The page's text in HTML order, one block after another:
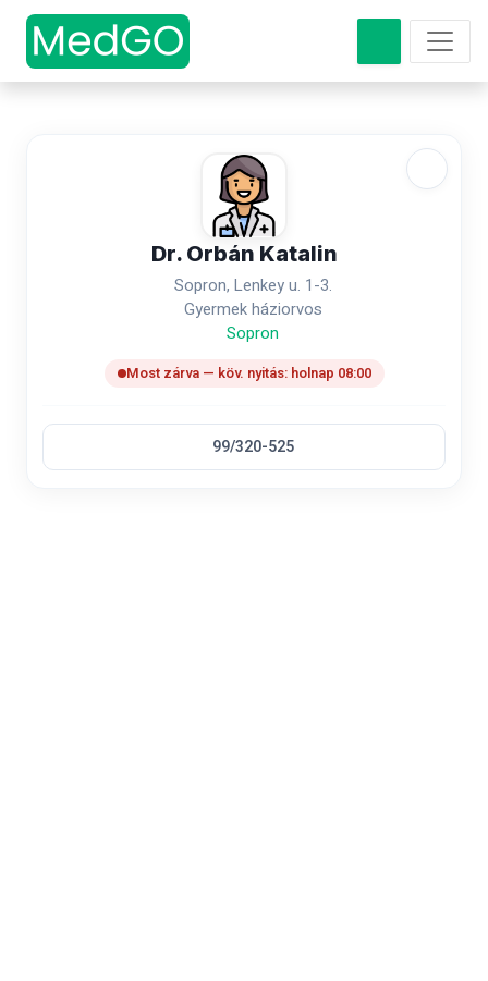
Dr. Orbán Katalin
Sopron, Lenkey u. 1-3.
Gyermek háziorvos
Sopron
Most zárva — köv. nyitás: holnap 08:00
99/320-525